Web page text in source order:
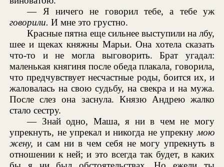
— Я ничего не говорил тебе, а тебе уж
говорили. И мне это грустно.
Красные пятна еще сильнее выступили на лбу,
шее и щеках княжны Марьи. Она хотела сказать
что-то и не могла выговорить. Брат угадал:
маленькая княгиня после обеда плакала, говорила,
что предчувствует несчастные роды, боится их, и
жаловалась на свою судьбу, на свекра и на мужа.
После слез она заснула. Князю Андрею жалко
стало сестру.
— Знай одно, Маша, я ни в чем не могу
упрекнуть, не упрекал и никогда не упрекнумою
жену, и сам ни в чем себя не могу упрекнуть в
отношении к ней; и это всегда так будет, в каких